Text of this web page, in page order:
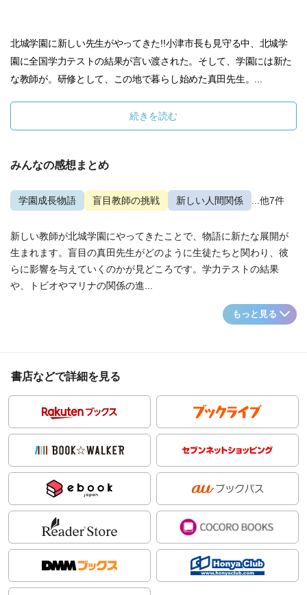
北城学園に新しい先生がやってきた!!小津市長も見守る中、北城学
園に全国学力テストの結果が言い渡された。そして、学園には新た
な教師が。研修として、この地で暮らし始めた真田先生。...
続きを読む
みんなの感想まとめ
学園成長物語 盲目教師の挑戦 新しい人間関係 ...他7件
新しい教師が北城学園にやってきたことで、物語に新たな展開が
生まれます。盲目の真田先生がどのように生徒たちと関わり、彼
らに影響を与えていくのかが見どころです。学力テストの結果
や、トビオやマリナの関係の進...
もっと見る
書店などで詳細を見る